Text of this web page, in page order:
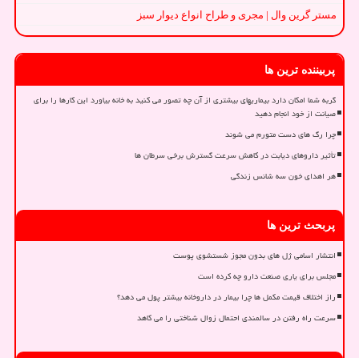
مستر گرین وال | مجری و طراح انواع دیوار سبز
پربیننده ترین ها
گربه شما امکان دارد بیماریهای بیشتری از آن چه تصور می کنید به خانه بیاورد این کارها را برای
صیانت از خود انجام دهید
چرا رگ های دست متورم می شوند
تأثیر داروهای دیابت در کاهش سرعت گسترش برخی سرطان ها
هر اهدای خون سه شانس زندگی
پربحث ترین ها
انتشار اسامی ژل های بدون مجوز شستشوی پوست
مجلس برای یاری صنعت دارو چه کرده است
راز اختلاف قیمت مکمل ها چرا بیمار در داروخانه بیشتر پول می دهد؟
سرعت راه رفتن در سالمندی احتمال زوال شناختی را می کاهد